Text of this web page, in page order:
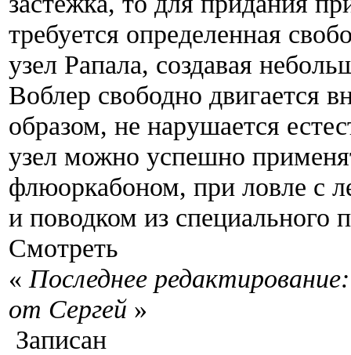
требуется определенная
узел Рапала, создавая
Воблер свободно двигается
образом, не нарушается
узел можно успешно
флюоркабоном, при ловле с
и поводком из специального
Смотреть
« Последнее
от Сергей »
Записан